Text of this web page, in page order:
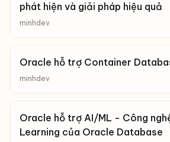
phát hiện và giải pháp hiệu quả
minhdev
Oracle hỗ trợ Container
minhdev
Oracle hỗ trợ AI/ML - Công nghệ AI và Machine
Learning của Oracle Database